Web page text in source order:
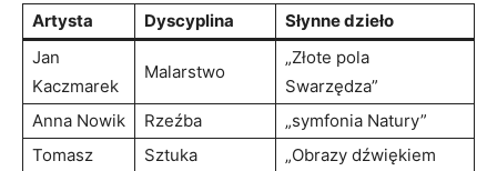
Artysta Dyscyplina
Słynne dzieło
Jan
Kaczmarek
Malarstwo
„Złote pola
Swarzędza”
Anna Nowik
Rzeźba
„symfonia Natury”
Tomasz
Sztuka
„Obrazy dźwiękiem